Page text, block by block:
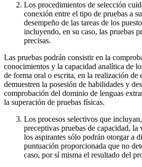
Los procedimientos de selección
conexión entre el tipo de pruebas a
desempeño de las tareas de los
incluyendo, en su caso, las pruebas
precisas.
Las pruebas podrán consistir en la
conocimientos y la capacidad analítica de
de forma oral o escrita, en la realización de
demuestren la posesión de habilidades y
comprobación del dominio de lenguas
la superación de pruebas físicas.
Los procesos selectivos que
preceptivas pruebas de capacidad,
los aspirantes sólo podrán otorgar a
puntuación proporcionada que no
caso, por sí misma el resultado del